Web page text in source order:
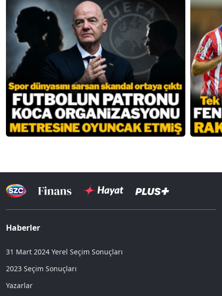
Haberler
31 Mart 2024 Yerel Seçim Sonuçları
2023 Seçim Sonuçları
Yazarlar